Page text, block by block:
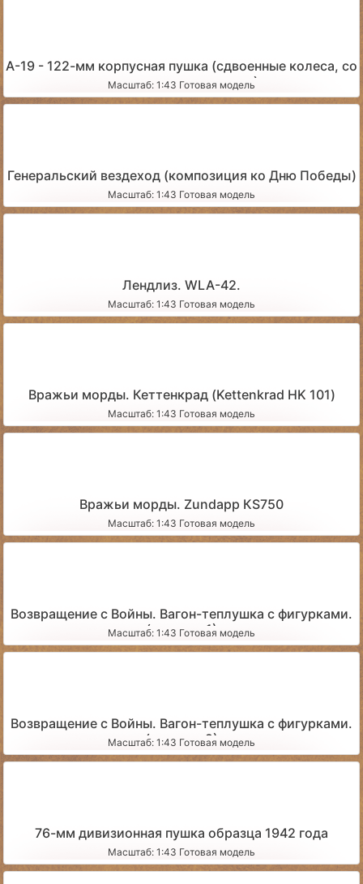
А-19 - 122-мм корпусная пушка (сдвоенные колеса, со
следами эксплуатации)
Масштаб: 1:43 Готовая модель
Генеральский вездеход (композиция ко Дню Победы)
Масштаб: 1:43 Готовая модель
Лендлиз. WLA-42.
Масштаб: 1:43 Готовая модель
Вражьи морды. Кеттенкрад (Kettenkrad HK 101)
Масштаб: 1:43 Готовая модель
Вражьи морды. Zundapp КS750
Масштаб: 1:43 Готовая модель
Возвращение с Войны. Вагон-теплушка с фигурками.
(вариант 1)
Масштаб: 1:43 Готовая модель
Возвращение с Войны. Вагон-теплушка с фигурками.
(вариант 2)
Масштаб: 1:43 Готовая модель
76-мм дивизионная пушка образца 1942 года
Масштаб: 1:43 Готовая модель